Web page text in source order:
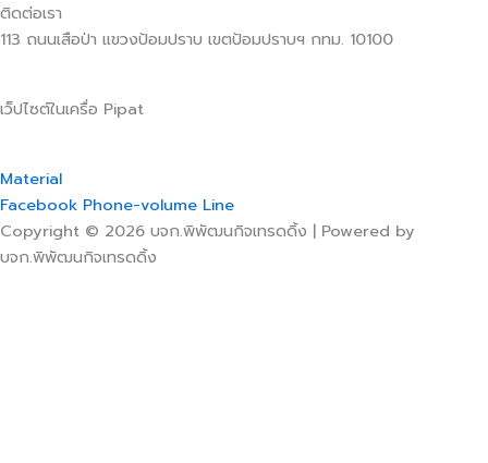
ติดต่อเรา
113 ถนนเสือป่า แขวงป้อมปราบ เขตป้อมปราบฯ กทม. 10100
เว็ปไซต์ในเครื่อ Pipat
Material
Facebook Phone-volume Line
Copyright © 2026 บจก.พิพัฒนกิจเทรดดิ้ง | Powered by
บจก.พิพัฒนกิจเทรดดิ้ง